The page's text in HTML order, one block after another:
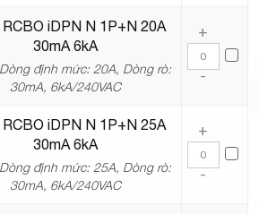
iDPN N 1P+N 20A
30mA 6kA
định mức: 20A, Dòng rò:
30mA, 6kA/240VAC
+
-
iDPN N 1P+N 25A
30mA 6kA
định mức: 25A, Dòng rò:
30mA, 6kA/240VAC
+
-